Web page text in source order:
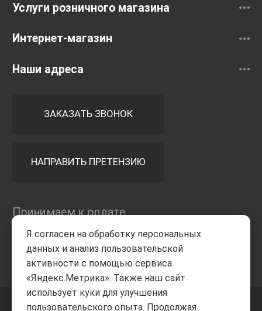
Услуги розничного магазина
Интернет-магазин
Наши адреса
ЗАКАЗАТЬ ЗВОНОК
НАПРАВИТЬ ПРЕТЕНЗИЮ
Принимаем к оплате
Я согласен на обработку персональных
данных и анализ пользовательской
активности с помощью сервиса
«Яндекс.Метрика». Также наш сайт
использует куки для улучшения
пользовательского опыта. Продолжая